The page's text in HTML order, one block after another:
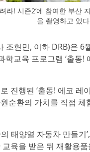
라! 시즌2’에 참여한 부산
을 촬영하고 있다
조현민, 이하 DRB)은
교육 프로그램 ‘출동!
진행된 ‘출동! 에코 레
순환의 가치를 직접
태양열 자동차 만들
육을 받은 뒤 재활용